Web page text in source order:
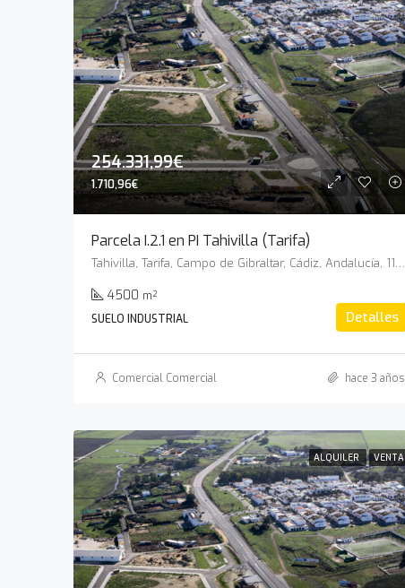
254.331,99€
1.710,96€
Parcela I.2.1 en PI Tahivilla (Tarifa)
Tahivilla, Tarifa, Campo de Gibraltar, Cádiz, Andalucía, 11380, España
4500 m²
SUELO INDUSTRIAL
Detalles
Comercial Comercial hace 3 años
ALQUILER VENTA